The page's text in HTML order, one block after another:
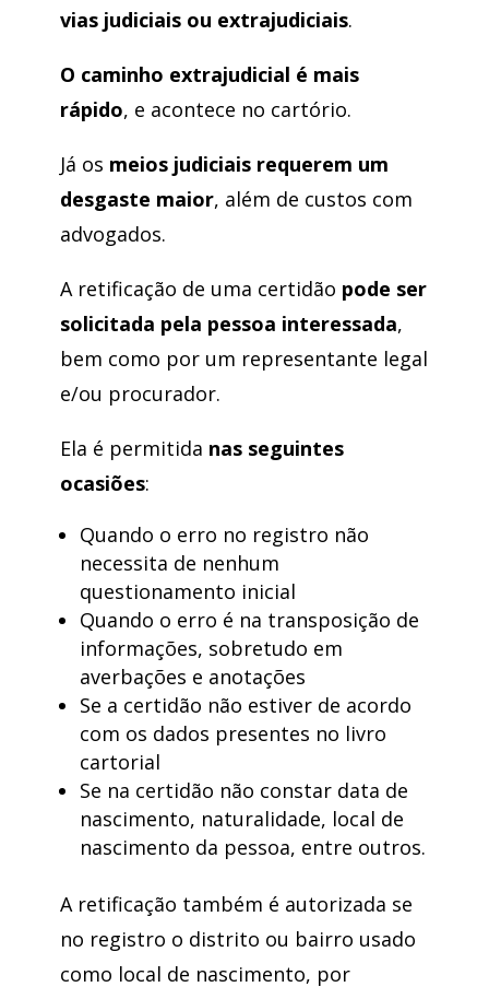
vias judiciais ou extrajudiciais.
O caminho extrajudicial é mais
rápido, e acontece no cartório.
Já os meios judiciais requerem um
desgaste maior, além de custos com
advogados.
A retificação de uma certidão pode ser
solicitada pela pessoa interessada,
bem como por um representante legal
e/ou procurador.
Ela é permitida nas seguintes
ocasiões:
Quando o erro no registro não
necessita de nenhum
questionamento inicial
Quando o erro é na transposição de
informações, sobretudo em
averbações e anotações
Se a certidão não estiver de acordo
com os dados presentes no livro
cartorial
Se na certidão não constar data de
nascimento, naturalidade, local de
nascimento da pessoa, entre outros.
A retificação também é autorizada se
no registro o distrito ou bairro usado
como local de nascimento, por